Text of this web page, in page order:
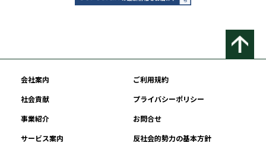
会社案内
ご利用規約
社会貢献
プライバシーポリシー
事業紹介
お問合せ
サービス案内
反社会的勢力の基本方針